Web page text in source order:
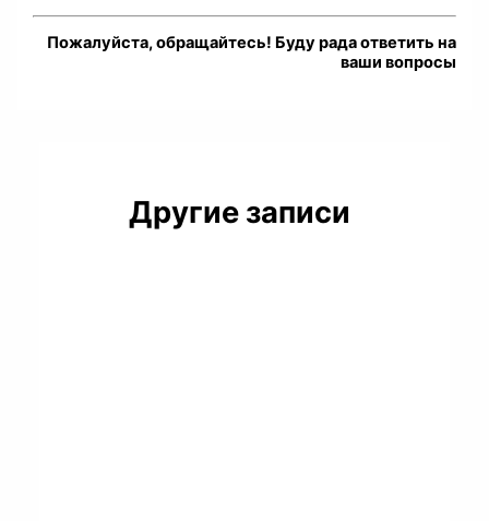
Пожалуйста, обращайтесь! Буду рада ответить на
ваши вопросы
Другие записи